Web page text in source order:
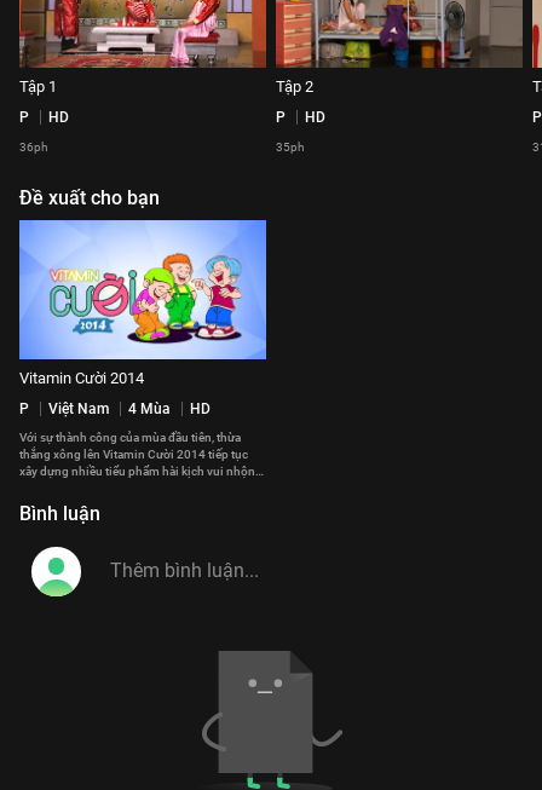
Tập 1
P HD
36ph
Tập 2
P HD
35ph
P
Đề xuất cho bạn
Vitamin Cười 2014
P Việt Nam 4 Mùa HD
Với sự thành công của mùa đầu tiên, thừa
thắng xông lên Vitamin Cười 2014 tiếp tục
xây dựng nhiều tiểu phẩm hài kịch vui nhộn
sự tham gia góp mặt của nhiều thế hệ nghệ sĩ
tài năng trong nhiều lĩnh vực của showbiz
điểm hẹn cuối tuần lý tưởng cho khán giả mọi
lứa tuổi những phút giây thư giãn hoản hảo.
#vitamin_cuoi_2014
Bình luận